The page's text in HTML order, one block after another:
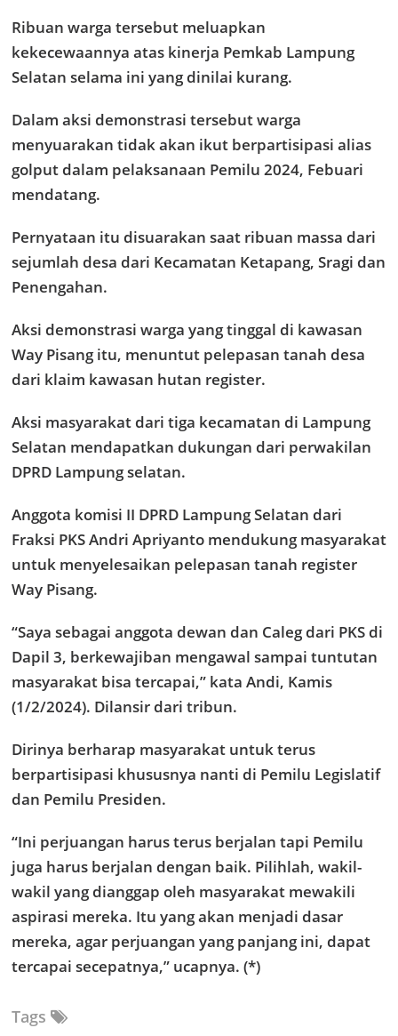
Ribuan warga tersebut meluapkan
kekecewaannya atas kinerja Pemkab Lampung
Selatan selama ini yang dinilai kurang.
Dalam aksi demonstrasi tersebut warga
menyuarakan tidak akan ikut berpartisipasi alias
golput dalam pelaksanaan Pemilu 2024, Febuari
mendatang.
Pernyataan itu disuarakan saat ribuan massa dari
sejumlah desa dari Kecamatan Ketapang, Sragi dan
Penengahan.
Aksi demonstrasi warga yang tinggal di kawasan
Way Pisang itu, menuntut pelepasan tanah desa
dari klaim kawasan hutan register.
Aksi masyarakat dari tiga kecamatan di Lampung
Selatan mendapatkan dukungan dari perwakilan
DPRD Lampung selatan.
Anggota komisi II DPRD Lampung Selatan dari
Fraksi PKS Andri Apriyanto mendukung masyarakat
untuk menyelesaikan pelepasan tanah register
Way Pisang.
“Saya sebagai anggota dewan dan Caleg dari PKS di
Dapil 3, berkewajiban mengawal sampai tuntutan
masyarakat bisa tercapai,” kata Andi, Kamis
(1/2/2024). Dilansir dari tribun.
Dirinya berharap masyarakat untuk terus
berpartisipasi khususnya nanti di Pemilu Legislatif
dan Pemilu Presiden.
“Ini perjuangan harus terus berjalan tapi Pemilu
juga harus berjalan dengan baik. Pilihlah, wakil-
wakil yang dianggap oleh masyarakat mewakili
aspirasi mereka. Itu yang akan menjadi dasar
mereka, agar perjuangan yang panjang ini, dapat
tercapai secepatnya,” ucapnya. (*)
Tags